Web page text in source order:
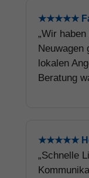
★★★★★
„Wir
Neuwagen
lokalen
Beratung
★★★★★
„Schnelle